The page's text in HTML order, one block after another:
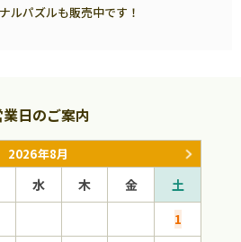
ルパズルも販売中です！
業日のご案内
2026年8月
水 木 金
土
1